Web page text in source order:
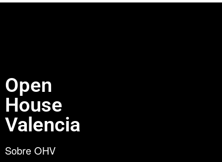
Open
House
Valencia
Sobre OHV